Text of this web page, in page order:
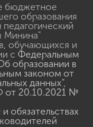
бюджетное
образования
Минина"
обучающихся и
с Федеральным
образовании в
законом от
данных",
от 20.10.2021 №
обязательствах